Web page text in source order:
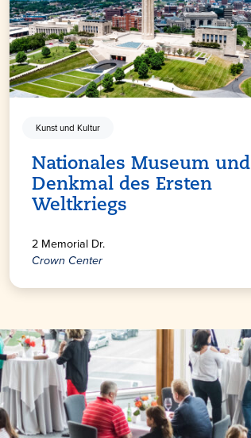
Kunst und Kultur
Nationales Museum und
Denkmal des Ersten
Weltkriegs
2 Memorial Dr.
Crown Center